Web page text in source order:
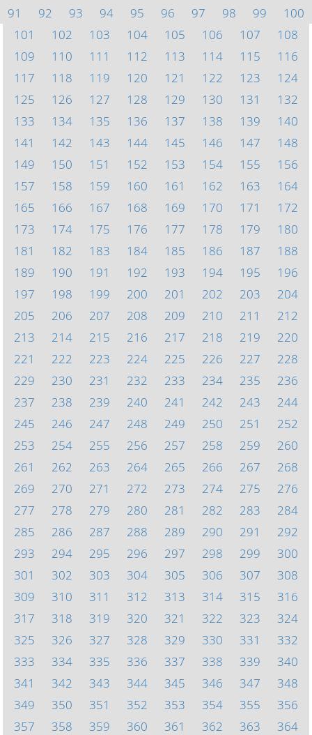
91
92 93 94 95 96 97 98 99
100
101
102 103 104 105 106 107
108
109
110 111 112 113 114 115
116
117
118 119 120 121 122 123
124
125
126 127 128 129 130 131
132
133
134 135 136 137 138 139
140
141
142 143 144 145 146 147
148
149
150 151 152 153 154 155
156
157
158 159 160 161 162 163
164
165
166 167 168 169 170 171
172
173
174 175 176 177 178 179
180
181
182 183 184 185 186 187
188
189
190 191 192 193 194 195
196
197
198 199 200 201 202 203
204
205
206 207 208 209 210 211
212
213
214 215 216 217 218 219
220
221
222 223 224 225 226 227
228
229
230 231 232 233 234 235
236
237
238 239 240 241 242 243
244
245
246 247 248 249 250 251
252
253
254 255 256 257 258 259
260
261
262 263 264 265 266 267
268
269
270 271 272 273 274 275
276
277
278 279 280 281 282 283
284
285
286 287 288 289 290 291
292
293
294 295 296 297 298 299
300
301
302 303 304 305 306 307
308
309
310 311 312 313 314 315
316
317
318 319 320 321 322 323
324
325
326 327 328 329 330 331
332
333
334 335 336 337 338 339
340
341
342 343 344 345 346 347
348
349
350 351 352 353 354 355
356
357
358 359 360 361 362 363 364